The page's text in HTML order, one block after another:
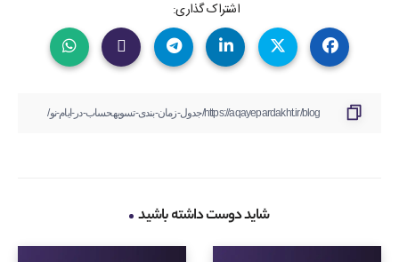
اشتراک گذاری:
شاید دوست داشته باشید